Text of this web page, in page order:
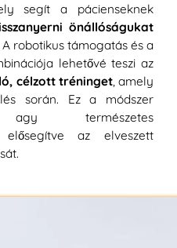
segít a pácienseknek
önállóságukat
robotikus támogatás és a
lehetővé teszi az
célzott tréninget, amely
során. Ez a módszer
természetes
elősegítve az elveszett